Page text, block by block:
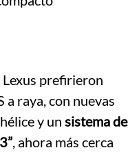
prefirieron
a raya, con nuevas
y un sistema de
, ahora más cerca